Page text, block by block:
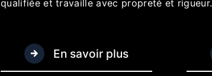
qualifiée et travaille avec propreté et rigueur.
En savoir plus